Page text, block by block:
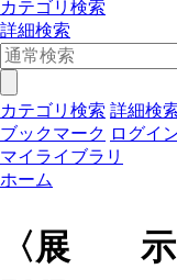
カテゴリ検索
詳細検索
カテゴリ検索 詳細検
ブックマーク ログイ
マイライブラリ
ホーム
〈展 示